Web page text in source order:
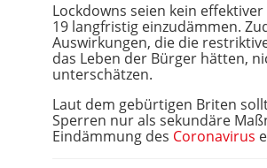
Lockdowns seien kein
19 langfristig einzudämmen.
Auswirkungen, die die
das Leben der Bürger hätten,
unterschätzen.
Laut dem gebürtigen Briten
Sperren nur als sekundäre
Eindämmung des Coronavirus